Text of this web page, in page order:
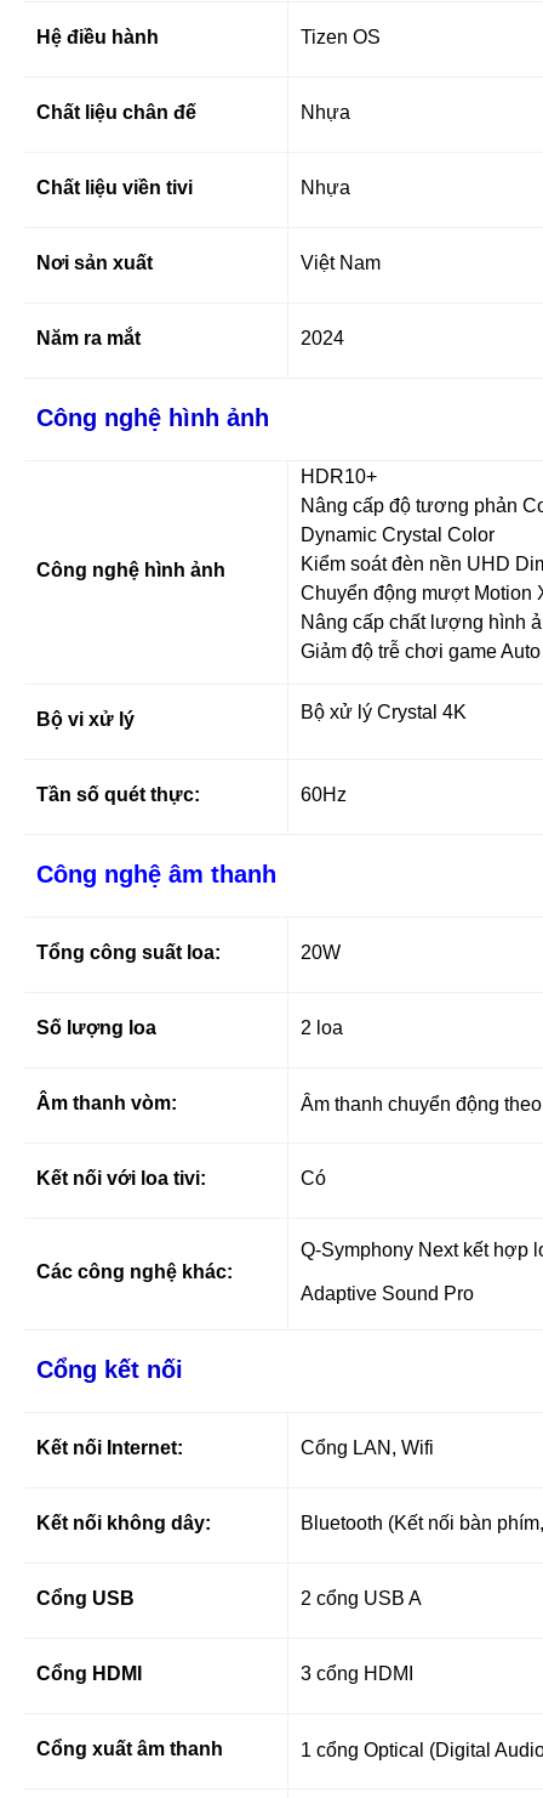
Hệ điều hành Tizen OS
Chất liệu chân đế Nhựa
Chất liệu viền tivi Nhựa
Nơi sản xuất Việt Nam
Năm ra mắt 2024
Công nghệ hình ảnh
Công nghệ hình ảnh
HDR10+
Nâng cấp độ tương phản
Dynamic Crystal Color
Kiểm soát đèn nền UHD
Chuyển động mượt Motion
Nâng cấp chất lượng hình
Giảm độ trễ chơi game
Bộ vi xử lý Bộ xử lý Crystal 4K
Tần số quét thực: 60Hz
Công nghệ âm thanh
Tổng công suất loa: 20W
Số lượng loa 2 loa
Âm thanh vòm: Âm thanh chuyển động
Kết nối với loa tivi: Có
Các công nghệ khác:
Q-Symphony Next kết hợp
Adaptive Sound Pro
Cổng kết nối
Kết nối Internet: Cổng LAN, Wifi
Kết nối không dây: Bluetooth (Kết nối bàn
Cổng USB 2 cổng USB A
Cổng HDMI 3 cổng HDMI
Cổng xuất âm thanh 1 cổng Optical (Digital